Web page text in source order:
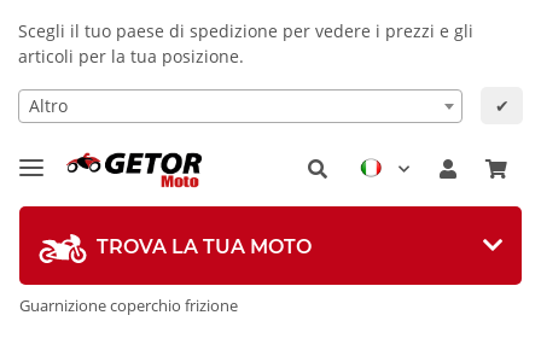
Scegli il tuo paese di spedizione per vedere i prezzi e gli
articoli per la tua posizione.
Altro ✔
TROVA LA TUA MOTO
Guarnizione coperchio frizione